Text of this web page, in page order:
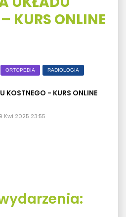
KURS ONLINE
ORTOPEDIA RADIOLOGIA
KOSTNEGO - KURS ONLINE
Kwi 2025 23:55